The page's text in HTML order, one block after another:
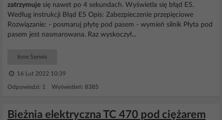
zatrzymuje się nawet po 4 sekundach. Wyświetla się błąd E5.
Według instrukcji Błąd E5 Opis: Zabezpieczenie przepięciowe
Rozwiązanie: - posmaruj płytę pod pasem - wymień silnik Płyta pod
pasem jest nasmarowana. Raz wyskoczył...
Inne Serwis
16 Lut 2022 10:39
Odpowiedzi: 1 Wyświetleń: 8385
Bieżnia elektryczna TC 470 pod ciężarem